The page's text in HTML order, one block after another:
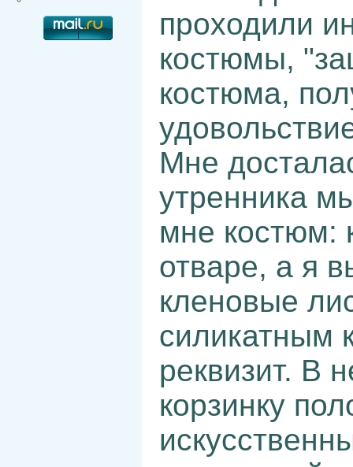
проходили
костюмы,
костюма,
Мне
утренника
мне костюм:
отваре, а я
кленовые
силикатным
реквизит. В
корзинку